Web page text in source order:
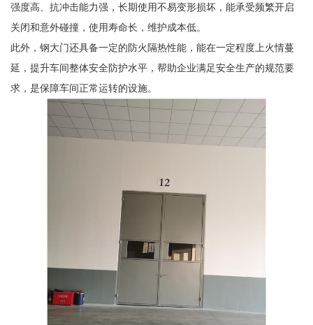
强度高、抗冲击能力强，长期使用不易变形损坏，能承受频繁开启
关闭和意外碰撞，使用寿命长，维护成本低。
此外，钢大门还具备一定的防火隔热性能，能在一定程度上火情蔓
延，提升车间整体安全防护水平，帮助企业满足安全生产的规范要
求，是保障车间正常运转的设施。